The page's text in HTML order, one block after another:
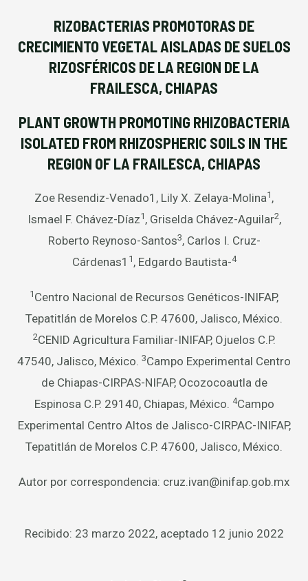
RIZOBACTERIAS PROMOTORAS DE
CRECIMIENTO VEGETAL AISLADAS DE SUELOS
RIZOSFÉRICOS DE LA REGION DE LA
FRAILESCA, CHIAPAS
PLANT GROWTH PROMOTING RHIZOBACTERIA
ISOLATED FROM RHIZOSPHERIC SOILS IN THE
REGION OF LA FRAILESCA, CHIAPAS
Zoe Resendiz-Venado1, Lily X. Zelaya-Molina1 ,
Ismael F. Chávez-Díaz1 , Griselda Chávez-Aguilar2,
Roberto Reynoso-Santos3, Carlos I. Cruz-
Cárdenas1 1 , Edgardo Bautista-4
1 Centro Nacional de Recursos Genéticos-INIFAP,
Tepatitlán de Morelos C.P. 47600, Jalisco, México.
2CENID Agricultura Familiar-INIFAP, Ojuelos C.P.
47540, Jalisco, México. 3Campo Experimental Centro
de Chiapas-CIRPAS-NIFAP, Ocozocoautla de
Espinosa C.P. 29140, Chiapas, México. 4Campo
Experimental Centro Altos de Jalisco-CIRPAC-INIFAP,
Tepatitlán de Morelos C.P. 47600, Jalisco, México.
Autor por correspondencia: cruz.ivan@inifap.gob.mx
Recibido: 23 marzo 2022, aceptado 12 junio 2022